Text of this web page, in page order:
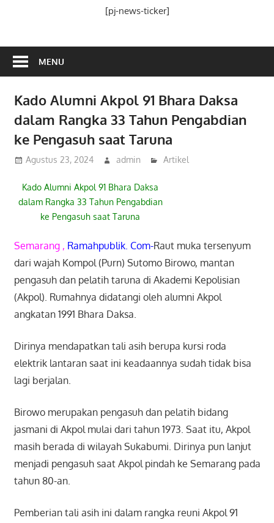
[pj-news-ticker]
MENU
Kado Alumni Akpol 91 Bhara Daksa
dalam Rangka 33 Tahun Pengabdian
ke Pengasuh saat Taruna
Agustus 23, 2024 admin Artikel
Kado Alumni Akpol 91 Bhara Daksa
dalam Rangka 33 Tahun Pengabdian
ke Pengasuh saat Taruna
Semarang , Ramahpublik. Com-Raut muka tersenyum
dari wajah Kompol (Purn) Sutomo Birowo, mantan
pengasuh dan pelatih taruna di Akademi Kepolisian
(Akpol). Rumahnya didatangi oleh alumni Akpol
angkatan 1991 Bhara Daksa.
Dirinya mendapatkan tali asih berupa kursi roda
elektrik lantaran saat ini keadaannya sudah tidak bisa
lagi berjalan.
Birowo merupakan pengasuh dan pelatih bidang
jasmani di Akpol mulai dari tahun 1973. Saat itu, Akpol
masih berada di wilayah Sukabumi. Dirinya pun lanjut
menjadi pengasuh saat Akpol pindah ke Semarang pada
tahun 80-an.
Pemberian tali asih ini dalam rangka reuni Akpol 91